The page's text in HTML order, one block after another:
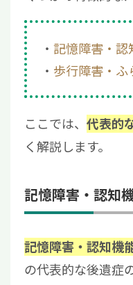
記憶障害・認
歩行障害・ふ
ここでは、 代表的
く解説します。
記憶障害・認知
記憶障害・認知機
の代表的な後遺症